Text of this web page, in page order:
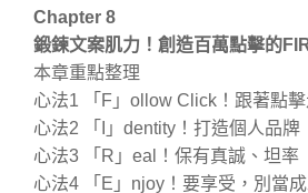
Chapter 8
鍛鍊文案肌力！創造百萬點擊的
本章重點整理
心法1 「F」ollow Click！跟著點擊
心法2 「I」dentity！打造個人品牌
心法3 「R」eal！保有真誠、坦率
心法4 「E」njoy！要享受，別當